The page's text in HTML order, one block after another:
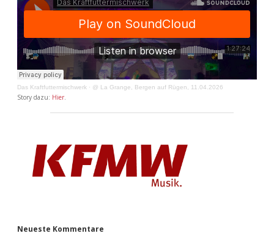
Das Kraftfuttermischwerk · @ La Grange, Bergen auf Rügen, 11.04.2026
Story dazu: Hier.
Neueste Kommentare